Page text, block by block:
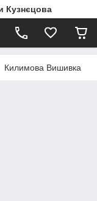
Кузнєцова
Килимова Вишивка